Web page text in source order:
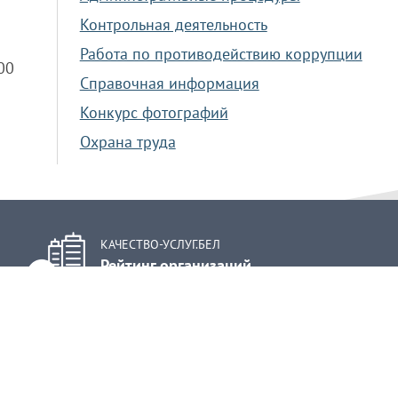
Контрольная деятельность
Работа по противодействию коррупции
Справочная информация
Конкурс фотографий
Охрана труда
КАЧЕСТВО-УСЛУГ.БЕЛ
Рейтинг организаций